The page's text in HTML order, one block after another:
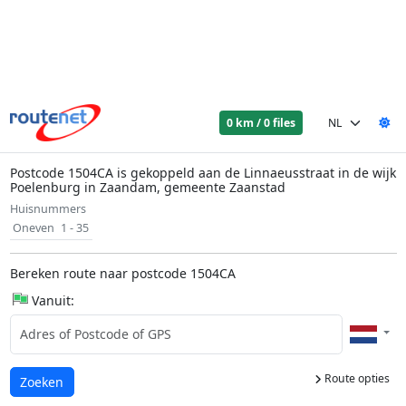
0 km / 0 files
Postcode 1504CA is gekoppeld aan de Linnaeusstraat in de wijk
Poelenburg in Zaandam, gemeente Zaanstad
Huisnummers
Oneven 1 - 35
Bereken route naar postcode 1504CA
Vanuit:
Route opties
Laden...
Zoeken